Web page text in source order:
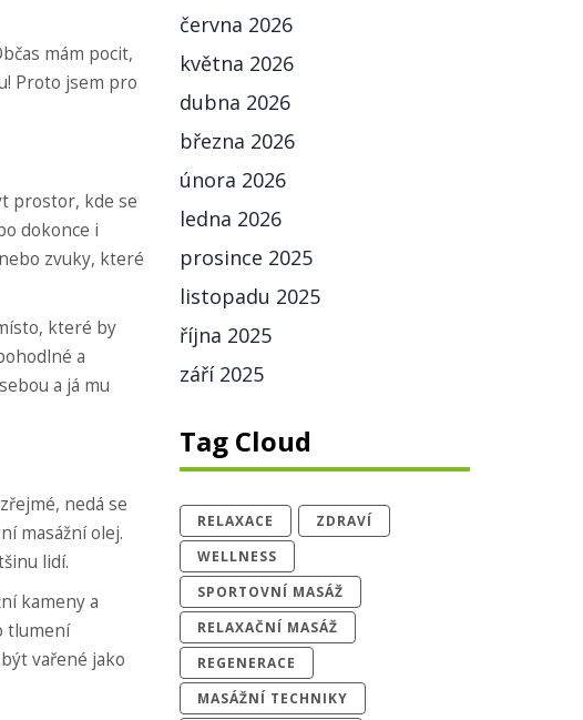
mám pocit,
Proto jsem pro
prostor, kde se
dokonce i
zvuky, které
které by
a
a já mu
nedá se
masážní olej.
lidí.
kameny a
tlumení
vařené jako
června 2026
května 2026
dubna 2026
března 2026
února 2026
ledna 2026
prosince 2025
listopadu 2025
října 2025
září 2025
Tag Cloud
RELAXACE
ZDRAVÍ
WELLNESS
SPORTOVNÍ MASÁŽ
RELAXAČNÍ MASÁŽ
REGENERACE
MASÁŽNÍ TECHNIKY